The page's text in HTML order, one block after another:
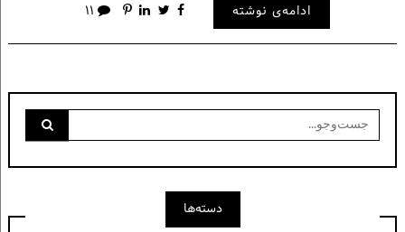
ادامه‌ی نوشته ۱۱
جست‌وجو
برای:
دسته‌ها